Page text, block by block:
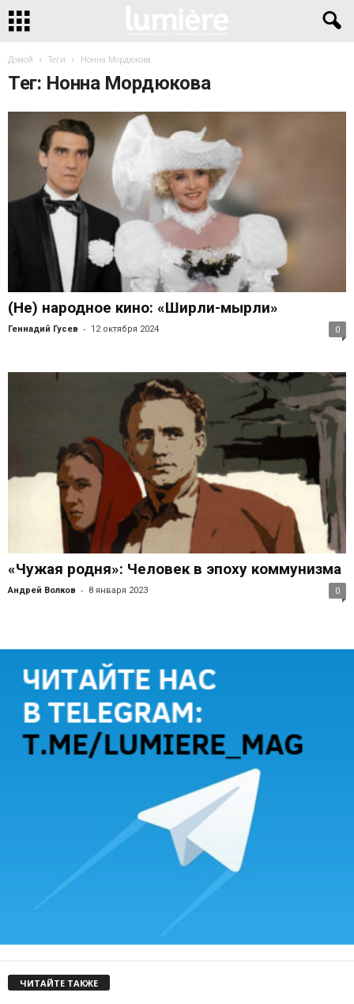
Домой Теги Нонна Мордюкова
Тег: Нонна Мордюкова
(Не) народное кино: «Ширли-мырли»
Геннадий Гусев - 12 октября 2024 0
«Чужая родня»: Человек в эпоху коммунизма
Андрей Волков - 8 января 2023 0
ЧИТАЙТЕ ТАКЖЕ